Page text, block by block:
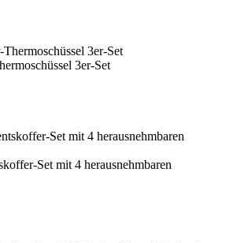
3er-Set
Set mit 4 herausnehmbaren